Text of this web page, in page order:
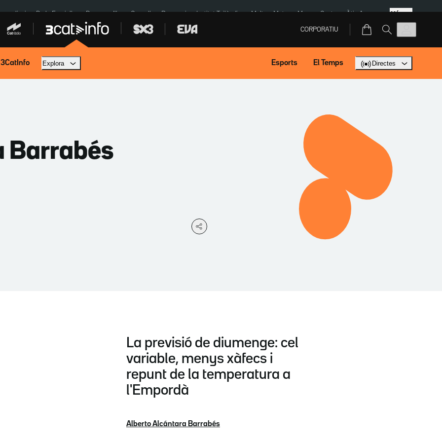
eclipsi De la Espriella Dos anys Illa Granollers Paraguai Institut Tailàndia Multa a Meta Menors Ceuta Àtic Ayuso Més
CORPORATIU
3CatInfo Explora Esports El Temps Directes
Barrabés
La previsió de diumenge: cel
variable, menys xàfecs i
repunt de la temperatura a
l'Empordà
Alberto Alcántara Barrabés